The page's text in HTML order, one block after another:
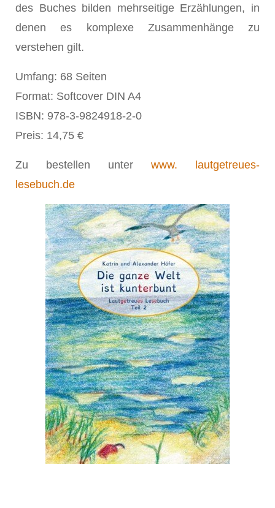
des Buches bilden mehrseitige Erzählungen, in
denen es komplexe Zusammenhänge zu
verstehen gilt.
Umfang: 68 Seiten
Format: Softcover DIN A4
ISBN: 978-3-9824918-2-0
Preis: 14,75 €
Zu bestellen unter www. lautgetreues-
lesebuch.de